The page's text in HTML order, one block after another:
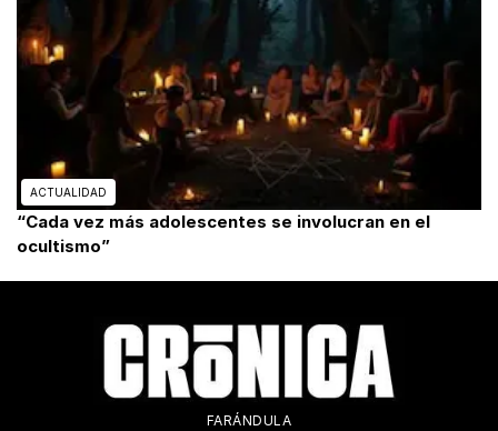
ACTUALIDAD
“Cada vez más adolescentes se involucran en el
ocultismo”
FARÁNDULA